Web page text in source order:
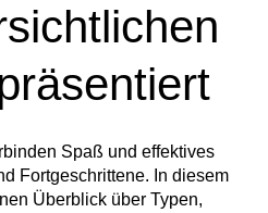
Spaß und effektives
Fortgeschrittene. In diesem
Überblick über Typen,